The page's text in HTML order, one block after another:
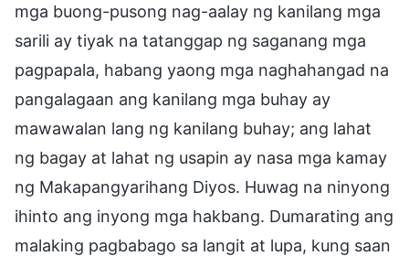
mga buong-pusong nag-aalay ng kanilang mga
sarili ay tiyak na tatanggap ng saganang mga
pagpapala, habang yaong mga naghahangad na
pangalagaan ang kanilang mga buhay ay
mawawalan lang ng kanilang buhay; ang lahat
ng bagay at lahat ng usapin ay nasa mga kamay
ng Makapangyarihang Diyos. Huwag na ninyong
ihinto ang inyong mga hakbang. Dumarating ang
malaking pagbabago sa langit at lupa, kung saan